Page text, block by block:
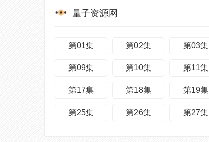
量子资源网
第01集 第02集 第03集
第09集 第10集 第11集
第17集 第18集 第19集
第25集 第26集 第27集